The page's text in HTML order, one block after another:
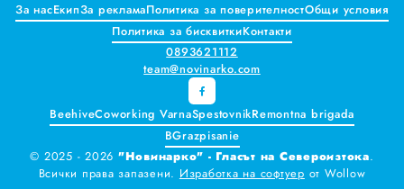
Шумен
Търговище
Добрич
За насЕкипЗа рекламаПолитика за поверителностОбщи условия
Политика за бисквиткиКонтакти
0893621112
team@novinarko.com
BeehiveCoworking VarnaSpestovnikRemontna brigada
BGrazpisanie
© 2025 - 2026 "Новинарко" - Гласът на Североизтока.
Всички права запазени. Изработка на софтуер от Wollow